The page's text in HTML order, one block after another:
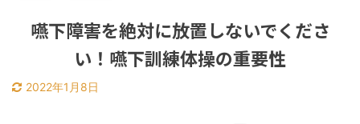
嚥下障害を絶対に放置しないでくださ
い！嚥下訓練体操の重要性
2022年1月8日